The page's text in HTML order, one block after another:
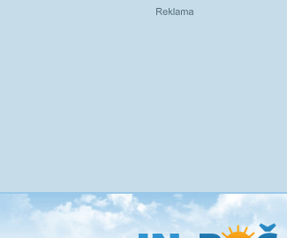
Přejít
na
hlavní